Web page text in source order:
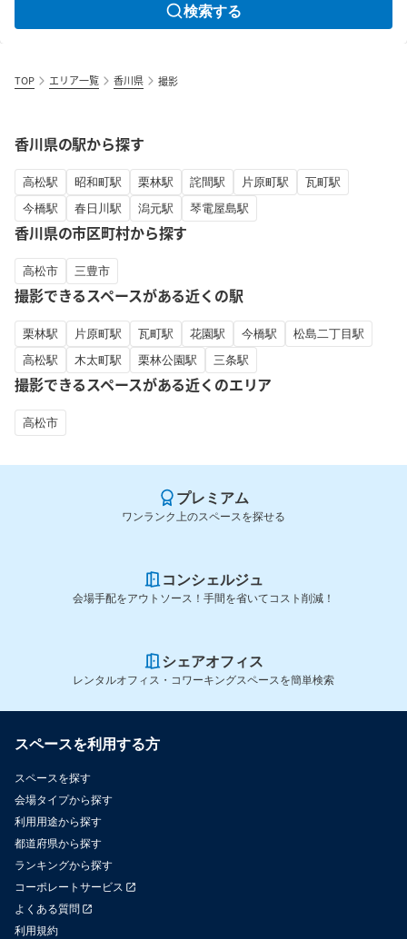
検索する
TOP エリア一覧 香川県 撮影
香川県の駅から探す
高松駅 昭和町駅 栗林駅 詫間駅 片原町駅
瓦町駅
今橋駅
春日川駅 潟元駅 琴電屋島駅
香川県の市区町村から探す
高松市 三豊市
撮影できるスペースがある近くの駅
栗林駅 片原町駅 瓦町駅 花園駅 今橋駅
松島二丁目駅
高松駅
木太町駅 栗林公園駅 三条駅
撮影できるスペースがある近くのエリア
高松市
プレミアム
ワンランク上のスペースを探せる
コンシェルジュ
会場手配をアウトソース！手間を省いてコスト削減！
シェアオフィス
レンタルオフィス・コワーキングスペースを簡単検索
スペースを利用する方
スペースを探す
会場タイプから探す
利用用途から探す
都道府県から探す
ランキングから探す
コーポレートサービス
よくある質問
利用規約